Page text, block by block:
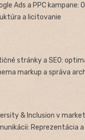
Ads a PPC kampane:
a licitovanie
stránky a SEO:
markup a správa
& Inclusion v
Reprezentácia